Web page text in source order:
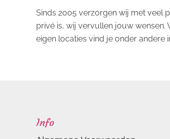
Sinds 2005 verzorgen wij met veel
privé is, wij vervullen jouw
eigen locaties vind je onder andere
Info